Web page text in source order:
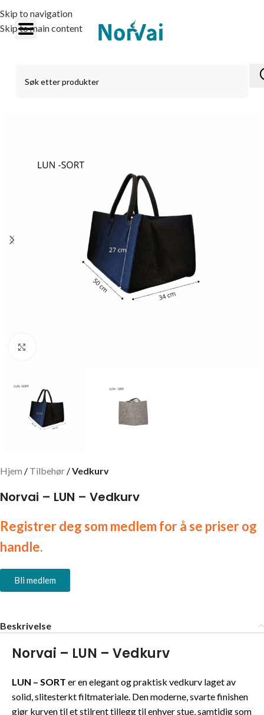
Skip to navigation
Skip to main content
Hjem Tilbehør Vedkurv
Norvai – LUN – Vedkurv
Registrer deg som medlem for å se priser og
handle.
Bli medlem
Beskrivelse
Norvai – LUN – Vedkurv
LUN – SORT er en elegant og praktisk vedkurv laget av
solid, slitesterkt filtmateriale. Den moderne, svarte finishen
gjør kurven til et stilrent tillegg til enhver stue, samtidig som